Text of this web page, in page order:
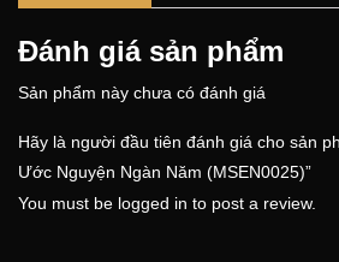
Đánh giá sản phẩm
Sản phẩm này chưa có đánh giá
Hãy là người đầu tiên đánh giá cho sản
Ước Nguyện Ngàn Năm (MSEN0025)”
You must be logged in to post a review.